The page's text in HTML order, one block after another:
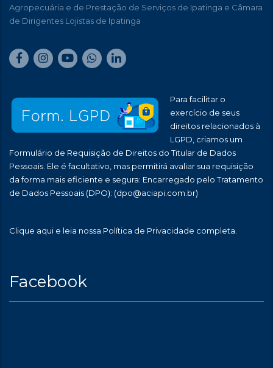
Agropecuária e de Prestação de Serviços de Ipatinga e Câmara
de Dirigentes Lojistas de Ipatinga
Para facilitar o
exercício de seus
direitos relacionados à
LGPD, criamos um
Formulário de Requisição de Direitos do Titular de Dados
Pessoais. Ele é facultativo, mas permitirá avaliar sua requisição
da forma mais eficiente e segura: Encarregado pelo Tratamento
de Dados Pessoais (DPO): (dpo@aciapi.com.br)
Clique aqui e leia nossa Política de Privacidade completa.
Facebook